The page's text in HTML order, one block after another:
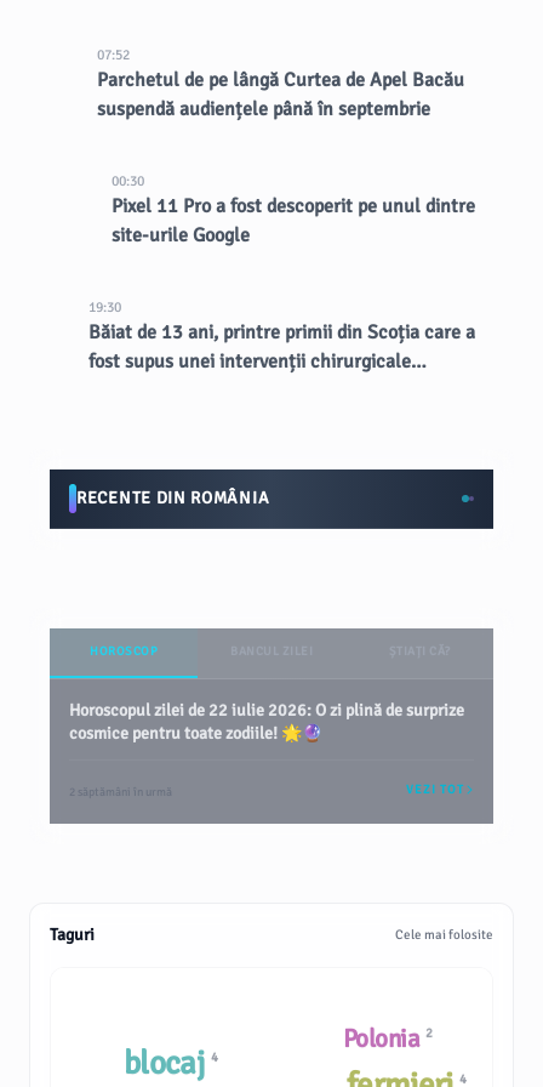
07:52
Parchetul de pe lângă Curtea de Apel Bacău
suspendă audiențele până în septembrie
00:30
Pixel 11 Pro a fost descoperit pe unul dintre
site-urile Google
19:30
Băiat de 13 ani, printre primii din Scoția care a
fost supus unei intervenții chirurgicale
RECENTE DIN ROMÂNIA
HOROSCOP
Horoscopul zilei de 22 iulie 2026: O zi plină de surprize
cosmice pentru toate zodiile! 🌟🔮
2 săptămâni în urmă VEZI TOT
Taguri Cele mai folosite
Polonia 2
blocaj4
4